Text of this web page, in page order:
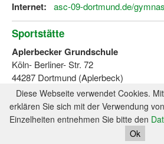
Internet: asc-09-dortmund.de/
Sportstätte
Aplerbecker Grundschule
Köln- Berliner- Str. 72
44287 Dortmund (Aplerbeck)
Karte
Diese Webseite verwendet Cookies.
erklären Sie sich mit der Verwendung
Einzelheiten entnehmen Sie bitte den
Ok